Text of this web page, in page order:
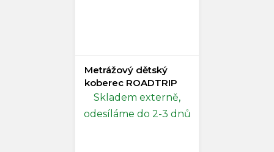
Metrážový dětský
koberec ROADTRIP
Skladem externě,
odesíláme do 2-3 dnů